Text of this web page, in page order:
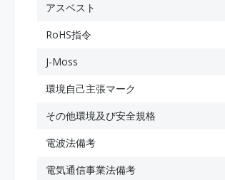
アスベスト
RoHS指令
J-Moss
環境自己主張マーク
その他環境及び安全規格
電波法備考
電気通信事業法備考